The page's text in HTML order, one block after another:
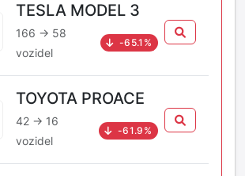
TESLA MODEL 3
166 → 58
vozidel
-65.1%
TOYOTA PROACE
42 → 16
vozidel
-61.9%